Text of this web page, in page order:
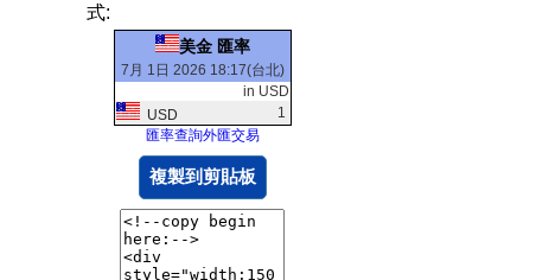
式:
美金 匯率
7月 1日 2026 18:17(台北)
in USD
USD
1
匯率查詢外匯交易
複製到剪貼板